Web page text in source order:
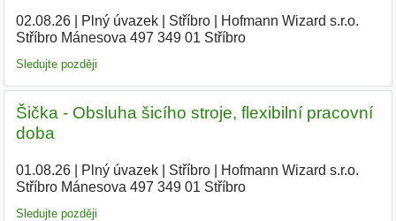
02.08.26| Plný úvazek| Stříbro|
Hofmann Wizard s.r.o.
Stříbro Mánesova 497 349 01 Stříbro
Sledujte později
Šička - Obsluha šicího stroje, flexibilní pracovní
doba
01.08.26| Plný úvazek| Stříbro|
Hofmann Wizard s.r.o.
Stříbro Mánesova 497 349 01 Stříbro|
Sledujte později